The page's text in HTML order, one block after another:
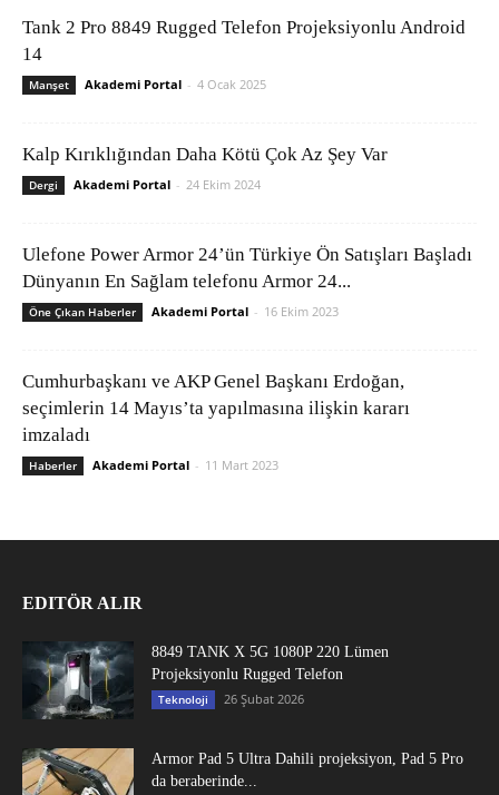
Tank 2 Pro 8849 Rugged Telefon Projeksiyonlu Android
14
Manşet Akademi Portal - 4 Ocak 2025
Kalp Kırıklığından Daha Kötü Çok Az Şey Var
Dergi Akademi Portal - 24 Ekim 2024
Ulefone Power Armor 24’ün Türkiye Ön Satışları Başladı
Dünyanın En Sağlam telefonu Armor 24...
Öne Çıkan Haberler Akademi Portal - 16 Ekim 2023
Cumhurbaşkanı ve AKP Genel Başkanı Erdoğan,
seçimlerin 14 Mayıs’ta yapılmasına ilişkin kararı
imzaladı
Haberler Akademi Portal - 11 Mart 2023
EDITÖR ALIR
8849 TANK X 5G 1080P 220 Lümen
Projeksiyonlu Rugged Telefon
Teknoloji 26 Şubat 2026
Armor Pad 5 Ultra Dahili projeksiyon, Pad 5 Pro
da beraberinde...